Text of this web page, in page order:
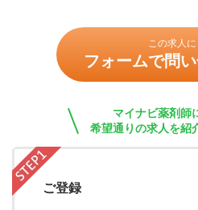
この求人に
フォームで問
マイナビ薬剤師
希望通りの求人を紹
ご登録